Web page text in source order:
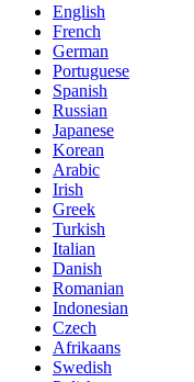
English
French
German
Portuguese
Spanish
Russian
Japanese
Korean
Arabic
Irish
Greek
Turkish
Italian
Danish
Romanian
Indonesian
Czech
Afrikaans
Swedish